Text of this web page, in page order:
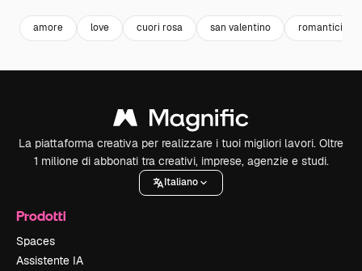
amore love cuori rosa san valentino romanticismo
La piattaforma creativa per realizzare i tuoi migliori lavori. Oltre
1 milione di abbonati tra creativi, imprese, agenzie e studi.
Italiano
Prodotti
Spaces
Assistente IA